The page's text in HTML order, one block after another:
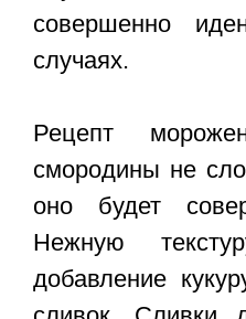
совершенно
случаях.
Рецепт
смородины не
оно будет
Нежную
добавление